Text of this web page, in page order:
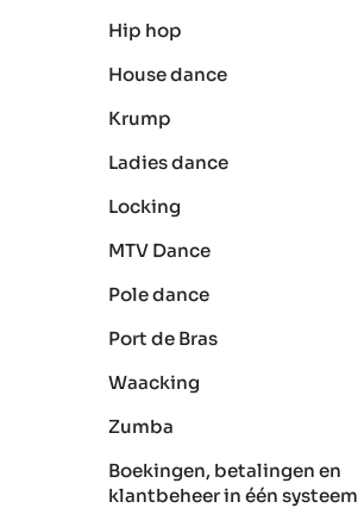
Hip hop
House dance
Krump
Ladies dance
Locking
MTV Dance
Pole dance
Port de Bras
Waacking
Zumba
Boekingen, betalingen en
klantbeheer in één systeem